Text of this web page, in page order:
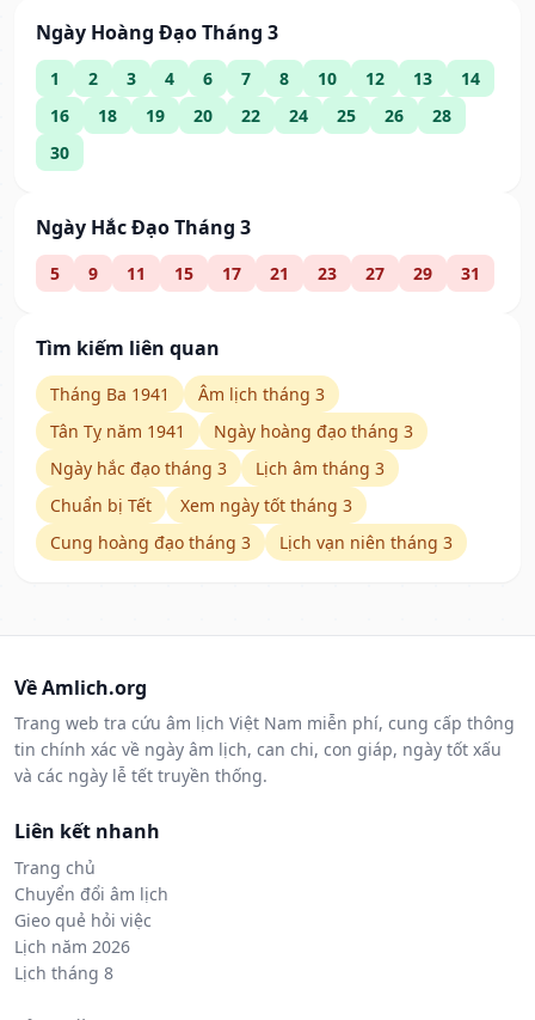
Ngày Hoàng Đạo Tháng 3
1 2 3 4 6 7 8 10 12 13
14
16
18 19 20 22 24 25 26
28
30
Ngày Hắc Đạo Tháng 3
5 9 11 15 17 21 23 27 29 31
Tìm kiếm liên quan
Tháng Ba 1941
Âm lịch tháng 3
Tân Tỵ năm 1941
Ngày hoàng đạo tháng 3
Ngày hắc đạo tháng 3
Lịch âm tháng 3
Chuẩn bị Tết
Xem ngày tốt tháng 3
Cung hoàng đạo tháng 3
Lịch vạn niên tháng 3
Về Amlich.org
Trang web tra cứu âm lịch Việt Nam miễn phí, cung cấp thông
tin chính xác về ngày âm lịch, can chi, con giáp, ngày tốt xấu
và các ngày lễ tết truyền thống.
Liên kết nhanh
Trang chủ
Chuyển đổi âm lịch
Gieo quẻ hỏi việc
Lịch năm 2026
Lịch tháng 8